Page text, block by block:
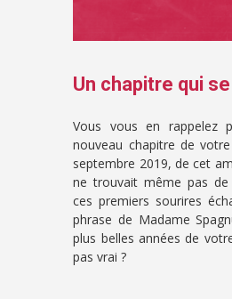
Un chapitre qui
Vous vous en rappelez
nouveau chapitre de
septembre 2019, de cet
ne trouvait même pas de
ces premiers sourires
phrase de Madame
plus belles années de
pas vrai ?